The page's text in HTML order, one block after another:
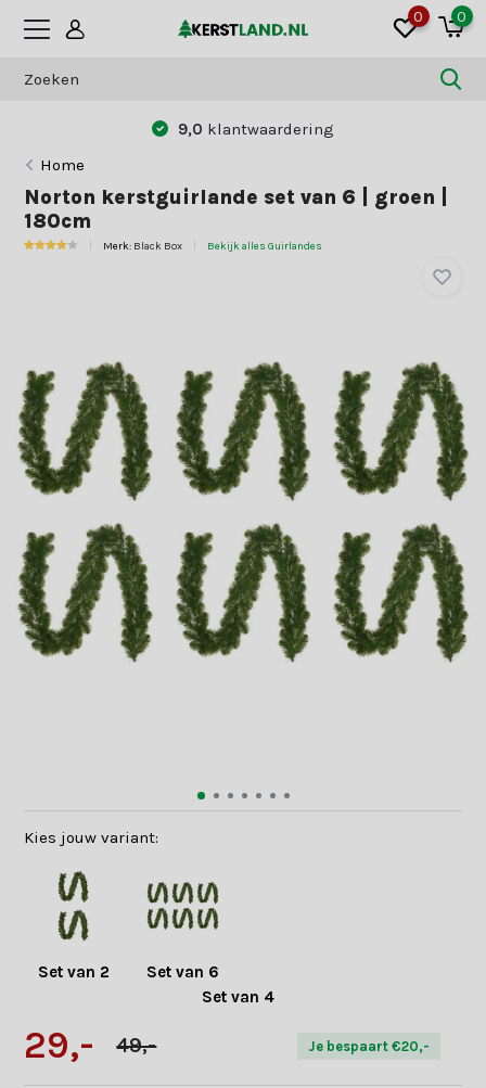
0 0
9,0 klantwaardering
Home
Norton kerstguirlande set van 6 | groen |
180cm
Merk: Black Box Bekijk alles Guirlandes
Kies jouw variant:
Set van 2
Set van 6
Set van 4
29,- 49,- Je bespaart €20,-